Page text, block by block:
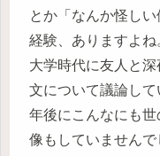
とか「なんか怪し
経験、ありますよね
大学時代に友人と
文について議論し
年後にこんなにも
像もしていませんで